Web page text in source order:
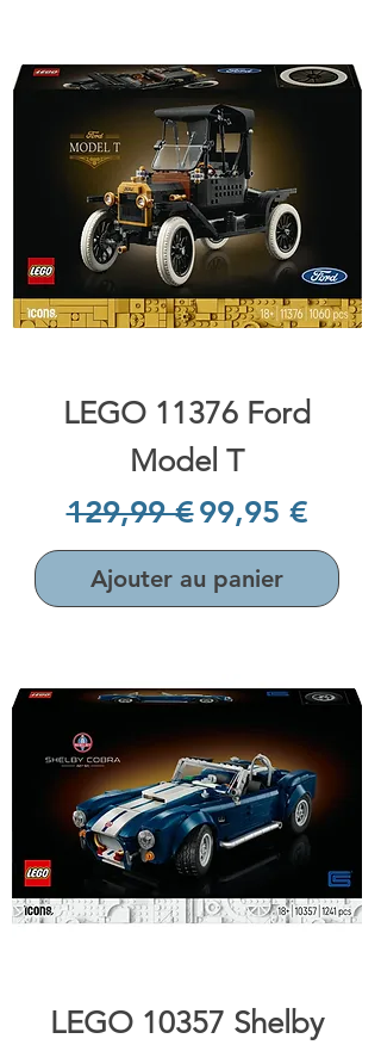
LEGO 11376 Ford
Model T
Prix original
129,99 €Prix
99,95 €
Ajouter au panier
LEGO 10357 Shelby